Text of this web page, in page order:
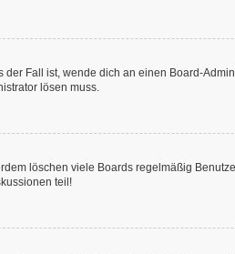
Fall ist, wende dich an einen Board-
lösen muss.
löschen viele Boards regelmäßig
teil!